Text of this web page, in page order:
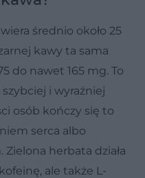
średnio około 25
kawy ta sama
do nawet 165 mg. To
szybciej i wyraźniej
osób kończy się to
serca albo
herbata działa
ale także L-